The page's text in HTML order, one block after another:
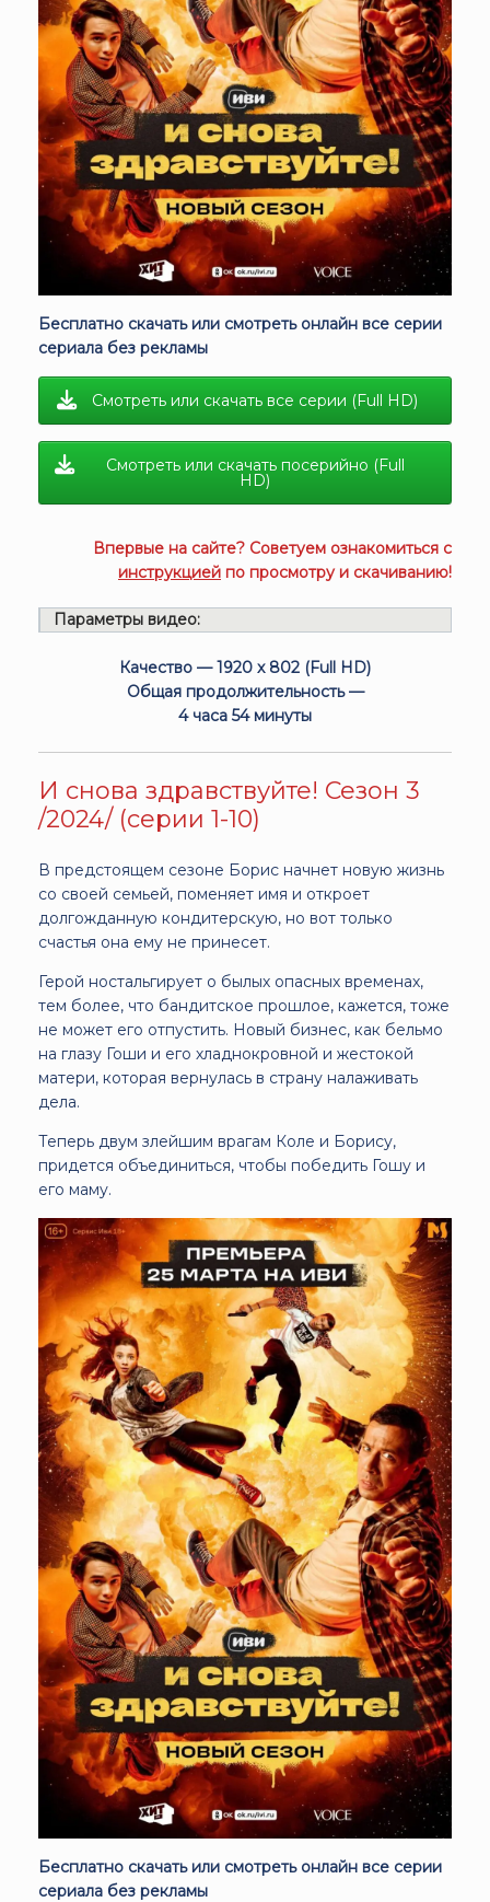
Бесплатно скачать или смотреть онлайн все серии
сериала без рекламы
Смотреть или скачать все серии (Full HD)
Смотреть или скачать посерийно (Full
HD)
Впервые на сайте? Советуем ознакомиться с
инструкцией по просмотру и скачиванию!
Параметры видео:
Качество — 1920 x 802 (Full HD)
Общая продолжительность —
4 часа 54 минуты
И снова здравствуйте! Сезон 3
/2024/ (серии 1-10)
В предстоящем сезоне Борис начнет новую жизнь
со своей семьей, поменяет имя и откроет
долгожданную кондитерскую, но вот только
счастья она ему не принесет.
Герой ностальгирует о былых опасных временах,
тем более, что бандитское прошлое, кажется, тоже
не может его отпустить. Новый бизнес, как бельмо
на глазу Гоши и его хладнокровной и жестокой
матери, которая вернулась в страну налаживать
дела.
Теперь двум злейшим врагам Коле и Борису,
придется объединиться, чтобы победить Гошу и
его маму.
Бесплатно скачать или смотреть онлайн все серии
сериала без рекламы